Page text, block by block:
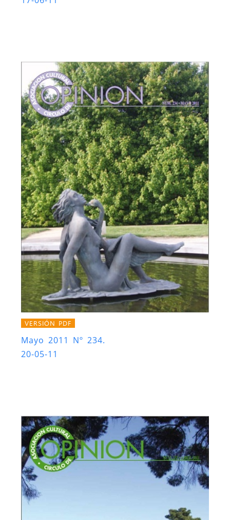
VERSIÓN PDF
Mayo 2011 Nº 234.
20-05-11